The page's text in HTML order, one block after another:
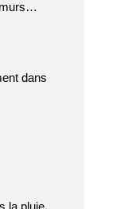
murs…
dans
la pluie.